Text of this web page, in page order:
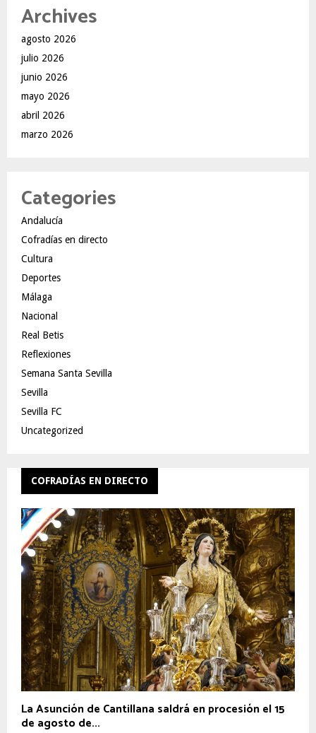
Archives
agosto 2026
julio 2026
junio 2026
mayo 2026
abril 2026
marzo 2026
Categories
Andalucía
Cofradías en directo
Cultura
Deportes
Málaga
Nacional
Real Betis
Reflexiones
Semana Santa Sevilla
Sevilla
Sevilla FC
Uncategorized
COFRADÍAS EN DIRECTO
La Asunción de Cantillana saldrá en procesión el 15
de agosto de...